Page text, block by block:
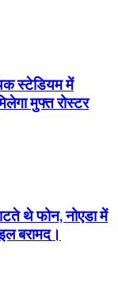
स्टेडियम में
मुफ्त रोस्टर
थे फोन, नोएडा में
बरामद।